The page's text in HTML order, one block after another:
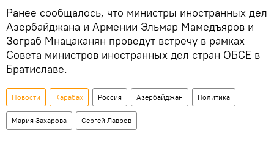
Ранее сообщалось, что министры иностранных дел
Азербайджана и Армении Эльмар Мамедъяров и
Зограб Мнацаканян проведут встречу в рамках
Совета министров иностранных дел стран ОБСЕ в
Братиславе.
Новости Карабах Россия Азербайджан Политика
Мария Захарова Сергей Лавров